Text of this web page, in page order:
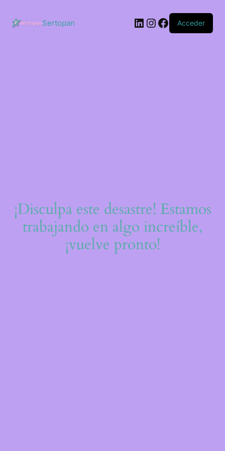
contenido
Sertopan LinkedIn
Instagram
Facebook
Acceder
¡Disculpa este desastre! Estamos
trabajando en algo increíble,
¡vuelve pronto!